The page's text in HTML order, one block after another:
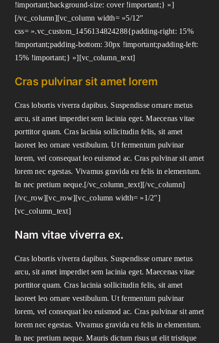
!important;background-size: cover !important;} »]
[/vc_column][vc_column width= »5/12″
css= ».vc_custom_1456134824288{padding-right: 15%
!important;padding-bottom: 30px !important;padding-left:
15% !important;} »][vc_column_text]
Cras pulvinar sit amet lorem
Cras lobortis viverra dapibus. Suspendisse ornare metus
arcu, sit amet imperdiet sem lacinia eget. Maecenas vitae
porttitor quam. Cras lacinia sollicitudin felis, sit amet
laoreet leo ornare vestibulum. Ut fermentum pulvinar
lorem, vel consequat leo euismod ac. Cras pulvinar sit amet
lorem nec egestas. Vivamus gravida eu felis in elementum.
In nec pretium neque.[/vc_column_text][/vc_column]
[/vc_row][vc_row][vc_column width= »1/2″]
[vc_column_text]
Nam vitae viverra ex.
Cras lobortis viverra dapibus. Suspendisse ornare metus
arcu, sit amet imperdiet sem lacinia eget. Maecenas vitae
porttitor quam. Cras lacinia sollicitudin felis, sit amet
laoreet leo ornare vestibulum. Ut fermentum pulvinar
lorem, vel consequat leo euismod ac. Cras pulvinar sit amet
lorem nec egestas. Vivamus gravida eu felis in elementum.
In nec pretium neque. Mauris dictum risus ut elit tristique